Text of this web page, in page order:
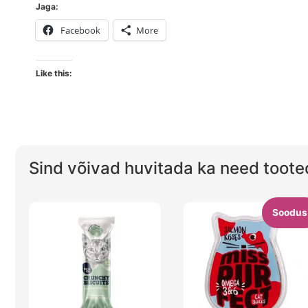
Jaga:
Facebook More
Like this:
Sind võivad huvitada ka need